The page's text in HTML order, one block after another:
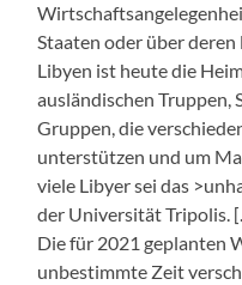
Staaten oder über
Libyen ist heute die
ausländischen Truppen,
Gruppen, die
unterstützen und um
viele Libyer sei das
der Universität Tripolis.
Die für 2021 geplanten
unbestimmte Zeit